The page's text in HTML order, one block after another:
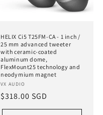
HELIX Ci5 T25FM-CA - 1 inch /
25 mm advanced tweeter
with ceramic-coated
aluminum dome,
FlexMount25 technology and
neodymium magnet
厂
商：
VX AUDIO
常
规
$318.00 SGD